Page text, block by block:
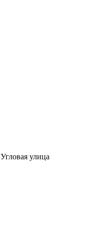
улица